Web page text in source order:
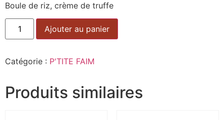
Boule de riz, crème de truffe
Ajouter au panier
Catégorie : P'TITE FAIM
Produits similaires